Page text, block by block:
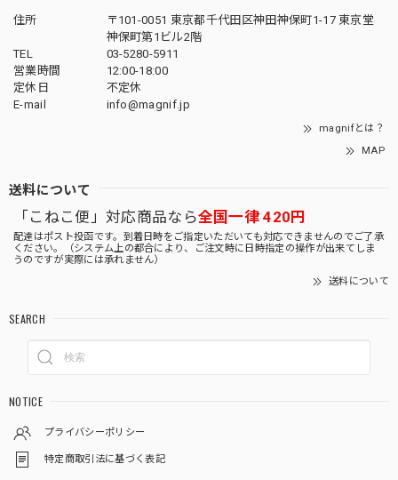
住所
〒101-0051 東京都千代田区神田神保町1-17 東京堂
神保町第1ビル2階
TEL
03-5280-5911
営業時間
12:00-18:00
定休日
不定休
E-mail
info@magnif.jp
magnifとは？
MAP
送料について
「こねこ便」対応商品なら全国一律 420円
配達はポスト投函です。到着日時をご指定いただいても対応できませんのでご了承
ください。（システム上の都合により、ご注文時に日時指定の操作が出来てしま
うのですが実際には承れません）
送料について
SEARCH
NOTICE
プライバシーポリシー
特定商取引法に基づく表記